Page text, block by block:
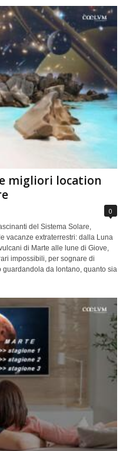
migliori location
0
del Sistema Solare,
vacanze extraterrestri: dalla Luna
di Marte alle lune di Giove,
impossibili, per sognare di
da lontano, quanto sia